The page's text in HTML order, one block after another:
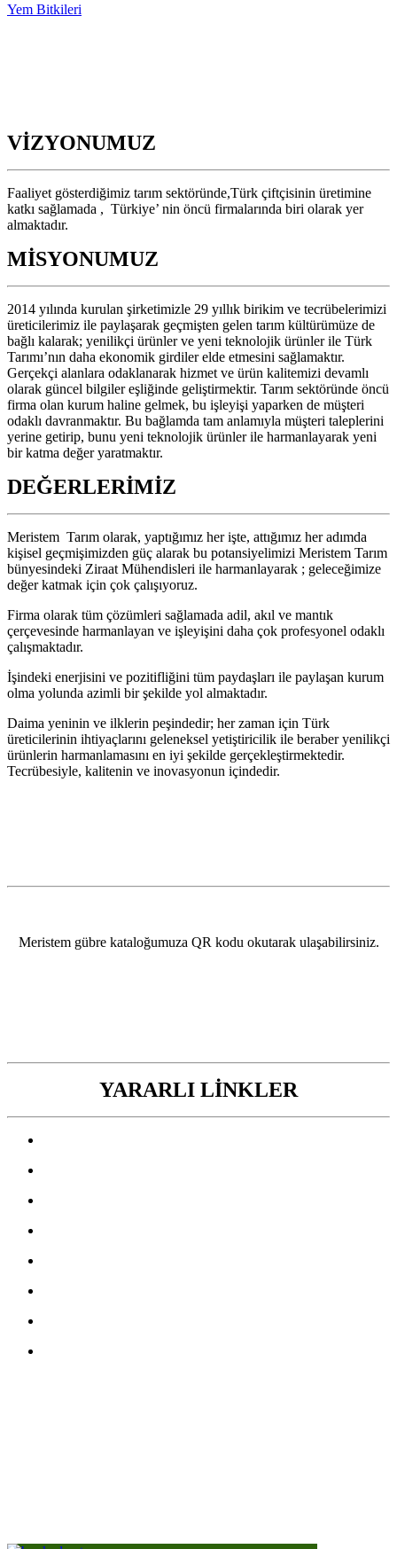
Yem Bitkileri
VİZYONUMUZ
Faaliyet gösterdiğimiz tarım sektöründe,Türk çiftçisinin üretimine
katkı sağlamada , Türkiye’ nin öncü firmalarında biri olarak yer
almaktadır.
MİSYONUMUZ
2014 yılında kurulan şirketimizle 29 yıllık birikim ve tecrübelerimizi
üreticilerimiz ile paylaşarak geçmişten gelen tarım kültürümüze de
bağlı kalarak; yenilikçi ürünler ve yeni teknolojik ürünler ile Türk
Tarımı’nın daha ekonomik girdiler elde etmesini sağlamaktır.
Gerçekçi alanlara odaklanarak hizmet ve ürün kalitemizi devamlı
olarak güncel bilgiler eşliğinde geliştirmektir. Tarım sektöründe öncü
firma olan kurum haline gelmek, bu işleyişi yaparken de müşteri
odaklı davranmaktır. Bu bağlamda tam anlamıyla müşteri taleplerini
yerine getirip, bunu yeni teknolojik ürünler ile harmanlayarak yeni
bir katma değer yaratmaktır.
DEĞERLERİMİZ
Meristem Tarım olarak, yaptığımız her işte, attığımız her adımda
kişisel geçmişimizden güç alarak bu potansiyelimizi Meristem Tarım
bünyesindeki Ziraat Mühendisleri ile harmanlayarak ; geleceğimize
değer katmak için çok çalışıyoruz.
Firma olarak tüm çözümleri sağlamada adil, akıl ve mantık
çerçevesinde harmanlayan ve işleyişini daha çok profesyonel odaklı
çalışmaktadır.
İşindeki enerjisini ve pozitifliğini tüm paydaşları ile paylaşan kurum
olma yolunda azimli bir şekilde yol almaktadır.
Daima yeninin ve ilklerin peşindedir; her zaman için Türk
üreticilerinin ihtiyaçlarını geleneksel yetiştiricilik ile beraber yenilikçi
ürünlerin harmanlamasını en iyi şekilde gerçekleştirmektedir.
Tecrübesiyle, kalitenin ve inovasyonun içindedir.
Meristem gübre kataloğumuza QR kodu okutarak ulaşabilirsiniz.
YARARLI LİNKLER